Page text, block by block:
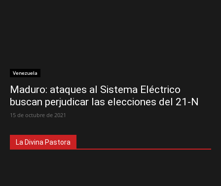
Venezuela
Maduro: ataques al Sistema Eléctrico
buscan perjudicar las elecciones del 21-N
15 de octubre de 2021
La Divina Pastora